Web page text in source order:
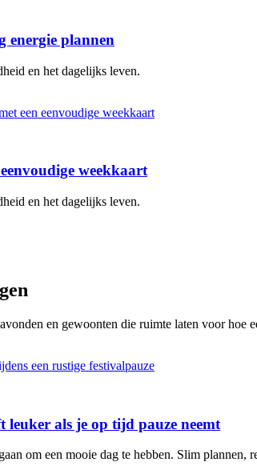
energie plannen
en het dagelijks leven.
weekkaart
en het dagelijks leven.
en gewoonten die ruimte laten voor hoe
leuker als je op tijd pauze neemt
om een mooie dag te hebben. Slim